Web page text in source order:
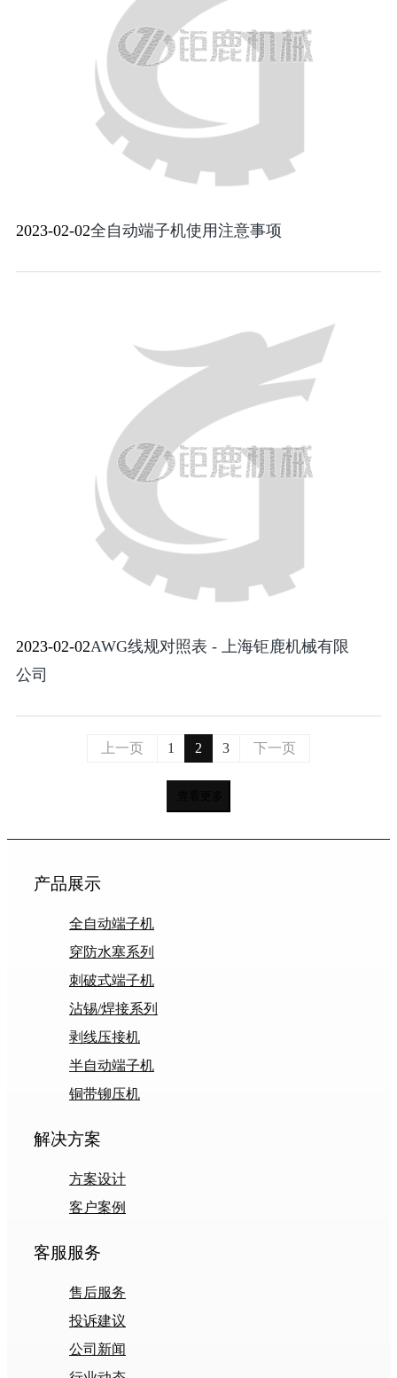
2023-02-02全自动端子机使用注意事项
2023-02-02AWG线规对照表 - 上海钜鹿机械有限
公司
上一页 1 2 3 下一页
产品展示
全自动端子机
穿防水塞系列
刺破式端子机
沾锡/焊接系列
剥线压接机
半自动端子机
铜带铆压机
解决方案
方案设计
客户案例
客服服务
售后服务
投诉建议
公司新闻